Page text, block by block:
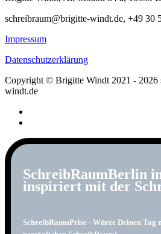
schreibraum@brigitte-windt.de, +49 30
Impressum
Datenschutzerklärung
Copyright © Brigitte Windt 2021 - 2026
windt.de
SchreibRaumBerlin
inspiriert mit der
SchreibRaumPrise - Würze Deinen Tag